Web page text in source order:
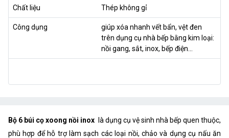
Chất liệu Thép không gỉ
Công dụng
giúp xóa nhanh vết bẩn, vệt đen
trên dụng cụ nhà bếp bằng kim loại:
nồi gang, sắt, inox, bếp điện…
Bộ 6 búi cọ xoong nồi inox là dụng cụ vệ sinh nhà bếp quen thuộc,
phù hợp để hỗ trợ làm sạch các loại nồi, chảo và dụng cụ nấu ăn